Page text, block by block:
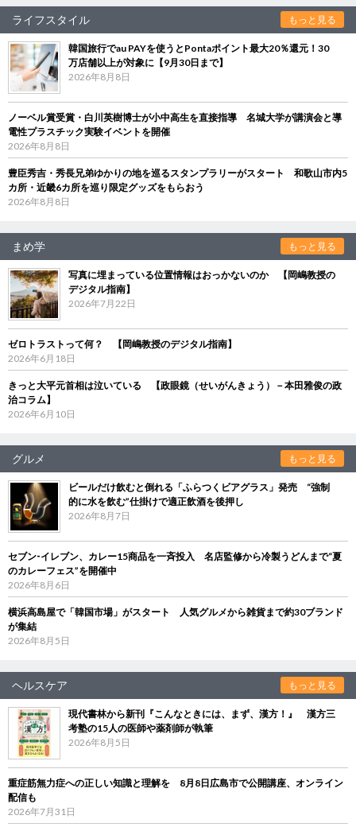
ライフスタイル もっと見る
韓国旅行でau PAYを使うとPontaポイント最大20％還元！30
万店舗以上が対象に【9月30日まで】
2026年8月8日
ノーベル賞受賞・白川英樹博士が小中高生を直接指導 名城大学が講演会と導
電性プラスチック実験イベントを開催
2026年8月8日
豊臣秀吉・秀長兄弟ゆかりの地を巡るスタンプラリーがスタート 和歌山市内5
カ所・近畿6カ所を巡り限定グッズをもらおう
2026年8月8日
まめ学 もっと見る
写真に埋まっている位置情報はおっかないのか 【岡嶋教授の
デジタル指南】
2026年7月22日
ゼロトラストって何？ 【岡嶋教授のデジタル指南】
2026年6月18日
きっと大平元首相は泣いている 【政眼鏡（せいがんきょう）－本田雅俊の政
治コラム】
2026年6月10日
グルメ もっと見る
ビールだけ飲むと倒れる「ふらつくビアグラス」発売 “強制
的に水を飲む”仕掛けで適正飲酒を後押し
2026年8月7日
セブン‐イレブン、カレー15商品を一斉投入 名店監修から冷製うどんまで“夏
のカレーフェス”を開催中
2026年8月6日
横浜高島屋で「韓国市場」がスタート 人気グルメから雑貨まで約30ブランド
が集結
2026年8月5日
ヘルスケア もっと見る
現代書林から新刊『こんなときには、まず、漢方！』 漢方三
考塾の15人の医師や薬剤師が執筆
2026年8月5日
重症筋無力症への正しい知識と理解を 8月8日広島市で公開講座、オンライン
配信も
2026年7月31日